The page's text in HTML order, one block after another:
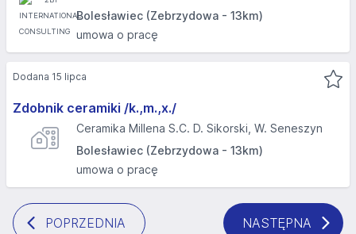
Bolesławiec (Zebrzydowa - 13km)
umowa o pracę
Zdobnik ceramiki /k.,m.,x./
Ceramika Millena S.C. D. Sikorski, W. Seneszyn
Bolesławiec (Zebrzydowa - 13km)
umowa o pracę
Dodana 15 lipca
POPRZEDNIA NASTĘPNA